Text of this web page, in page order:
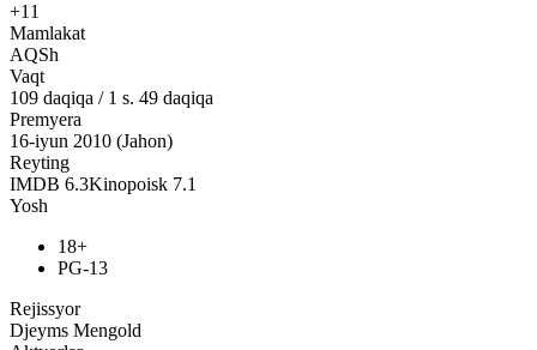
+11
Mamlakat
AQSh
Vaqt
109 daqiqa / 1 s. 49 daqiqa
Premyera
16-iyun 2010 (Jahon)
Reyting
IMDB 6.3Kinopoisk 7.1
Yosh
18+
PG-13
Rejissyor
Djeyms Mengold